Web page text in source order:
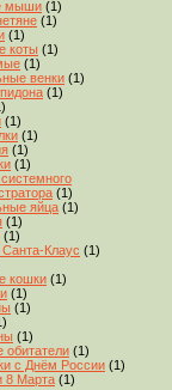
мыши (1)
(1)
(1)
коты (1)
(1)
венки (1)
(1)
(1)
(1)
(1)
(1)
(1)
яйца (1)
(1)
(1)
Клаус (1)
кошки (1)
(1)
(1)
(1)
обитатели (1)
с Днём России (1)
8 Марта (1)